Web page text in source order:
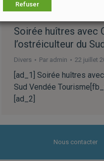
Soirée huîtres avec
l’ostréiculteur du
Divers Par admin 22 juillet
[ad_1] Soirée huîtres
Sud Vendée
[ad_2]
Nous contacter
Refuser